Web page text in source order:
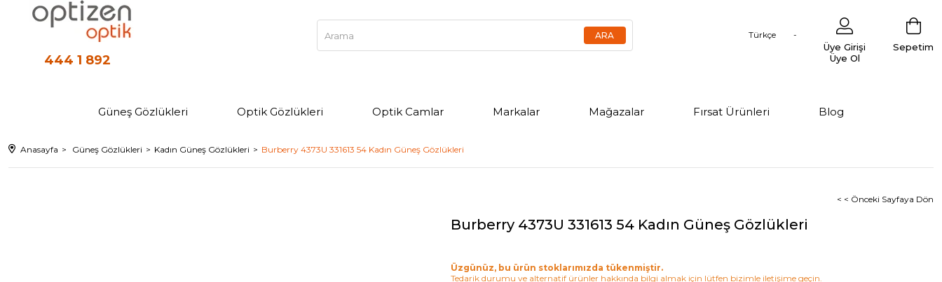
444 1 892
Türkçe
Sepetim
Üye Girişi
Üye Ol
Güneş Gözlükleri Optik Gözlükleri Optik Camlar Markalar Mağazalar Fırsat Ürünleri Blog
Anasayfa Güneş Gözlükleri Kadın Güneş Gözlükleri Burberry 4373U 331613 54 Kadın Güneş Gözlükleri
< < Önceki Sayfaya Dön
Burberry 4373U 331613 54 Kadın Güneş Gözlükleri
Üzgünüz, bu ürün stoklarımızda tükenmiştir.
Tedarik durumu ve alternatif ürünler hakkında bilgi almak için lütfen bizimle iletişime geçin.